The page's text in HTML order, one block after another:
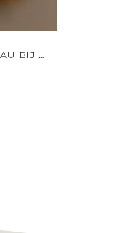
NAME IT KNUFFEL CADEAU BIJ JE BESTELLING!